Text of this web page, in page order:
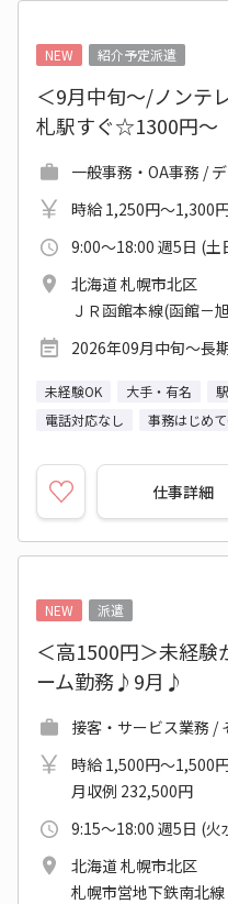
NEW
紹介予定派遣
＜9月中旬～/ノンテ
札駅すぐ☆1300円～
一般事務・OA事務 /
時給 1,250円～1,300
9:00～18:00 週5日 (土
北海道 札幌市北区
ＪＲ函館本線(函館－
2026年09月中旬～長
未経験OK 大手・有名
電話対応なし
事務はじめ
仕事詳細
NEW
派遣
＜高1500円＞未経
ーム勤務♪9月♪
接客・サービス業務 /
時給 1,500円～1,500
月収例 232,500円
9:15～18:00 週5日 (火
北海道 札幌市北区
札幌市営地下鉄南北